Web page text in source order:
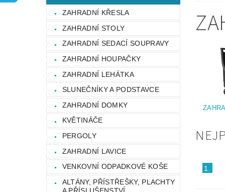
OCHRANA OSOBNÍCH ÚDAJŮ
ZAHRADNÍ KŘESLA
ZAHRADNÍ STOLY
ZAHRADNÍ SEDACÍ SOUPRAVY
ZAHRADNÍ HOUPAČKY
ZAHRADNÍ LEHÁTKA
SLUNEČNÍKY A PODSTAVCE
ZAHRADNÍ DOMKY
KVĚTINÁČE
PERGOLY
ZAHRADNÍ LAVICE
VENKOVNÍ ODPADKOVÉ KOŠE
ALTÁNY, PŘÍSTŘEŠKY, PLACHTY
A PŘÍSLUŠENSTVÍ
1.